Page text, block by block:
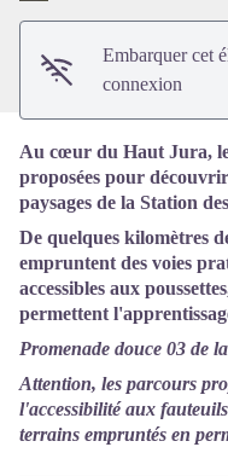
Embarquer cet
connexion
Au cœur du Haut Jura,
proposées pour
paysages de la Station
De quelques kilomètres
empruntent des voies
accessibles aux
permettent
Promenade douce 03 de
Attention, les parcours
l'accessibilité aux
terrains empruntés en